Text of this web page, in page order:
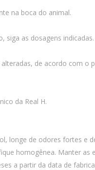
na boca do animal.
siga as dosagens indicadas.
de acordo com o
da Real H.
longe de odores fortes e
homogênea. Manter as
a partir da data de